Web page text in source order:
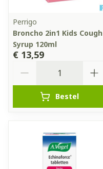
Perrigo
Broncho 2in1 Kids Cough
Syrup 120ml
€ 13,59
Bestel